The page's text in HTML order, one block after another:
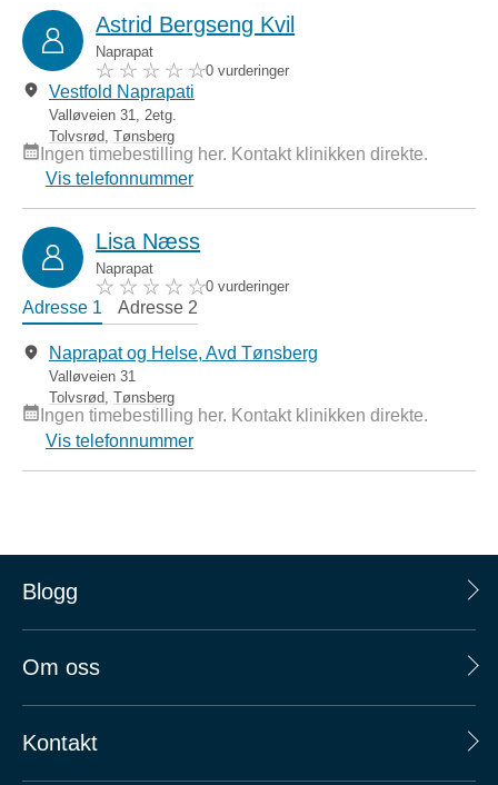
Astrid Bergseng Kvil
Naprapat
0 vurderinger
Vestfold Naprapati
Valløveien 31, 2etg.
Tolvsrød Tønsberg
Ingen timebestilling her. Kontakt klinikken direkte.
Vis telefonnummer
Lisa Næss
Naprapat
0 vurderinger
Adresse 1 Adresse 2
Naprapat og Helse, Avd Tønsberg
Valløveien 31
Tolvsrød, Tønsberg
Ingen timebestilling her. Kontakt klinikken direkte.
Vis telefonnummer
Blogg
Om oss
Kontakt